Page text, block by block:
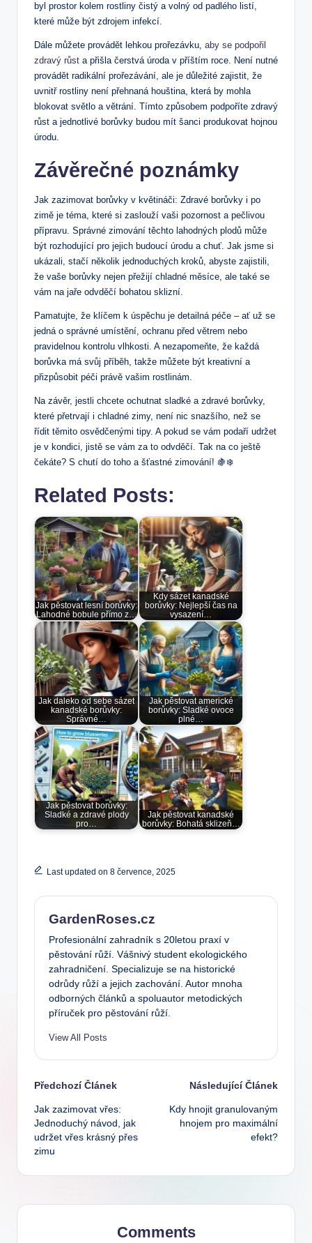
byl prostor kolem rostliny čistý a volný od padlého listí,
které může být zdrojem infekcí.
Dále můžete provádět lehkou prořezávku, aby se podpořil
zdravý růst ⁤a přišla čerstvá úroda‍ v příštím roce. Není ⁤nutné
provádět radikální prořezávání, ale je důležité‍ zajistit, že
uvnitř rostliny‌ není přehnaná houština, která by mohla⁢
blokovat světlo a větrání. Tímto způsobem podpoříte zdravý​
růst a jednotlivé borůvky budou mít šanci produkovat hojnou
úrodu.⁤
Závěrečné poznámky
Jak zazimovat ⁤borůvky v květináči: Zdravé borůvky i po
zimě je téma, které si zaslouží vaši ⁢pozornost a pečlivou
přípravu. Správné zimování těchto lahodných plodů může⁢
být rozhodující pro jejich budoucí úrodu a chuť. Jak jsme si
ukázali, stačí několik jednoduchých ⁢kroků, abyste zajistili,
že vaše ‍borůvky nejen přežijí chladné měsíce, ale⁣ také se
vám na jaře odvděčí bohatou sklizní.
Pamatujte, že klíčem k úspěchu je detailná‌ péče – ať už se
jedná o správné umístění, ochranu před větrem nebo
pravidelnou kontrolu vlhkosti. ⁢A nezapomeňte, že každá
borůvka má svůj příběh, takže můžete být kreativní a
přizpůsobit ⁣péči právě vašim rostlinám.
Na závěr, jestli chcete ochutnat sladké a zdravé borůvky,
které přetrvají i‍ chladné zimy, není nic snazšího, než se
řídit těmito ‍osvědčenými tipy. A pokud se ‌vám podaří⁣ udržet
je v kondici, jistě se vám‍ za to odvděčí. Tak na co ještě
čekáte? S chutí do toho a šťastné zimování! 🍇❄️
Related Posts:
Jak pěstovat lesní borůvky:
Lahodné bobule přímo z…
Kdy sázet kanadské
borůvky: Nejlepší čas na
vysazení…
Jak daleko od sebe sázet
kanadské borůvky:
Správné…
Jak pěstovat americké
borůvky: Sladké ovoce
plné…
Jak pěstovat borůvky:
Sladké a zdravé plody
pro…
Jak pěstovat kanadské
borůvky: Bohatá sklizeň…
Last updated on 8 července, 2025
GardenRoses.cz
Profesionální zahradník s 20letou praxí v
pěstování růží. Vášnivý student ekologického
zahradničení. Specializuje se na historické
odrůdy růží a jejich zachování. Autor mnoha
odborných článků a spoluautor metodických
příruček pro pěstování růží.
View All Posts
Post
navigation
Předchozí Článek
Jak zazimovat vřes:
Jednoduchý návod, jak
udržet vřes krásný přes
zimu
Následující Článek
Kdy hnojit granulovaným
hnojem pro maximální
efekt?
Comments